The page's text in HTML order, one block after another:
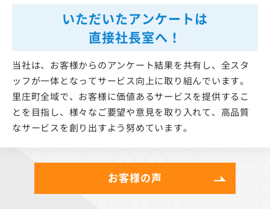
いただいたアンケートは
直接社長室へ！
当社は、お客様からのアンケート結果を共有し、全スタ
ッフが一体となってサービス向上に取り組んでいます。
里庄町全域で、お客様に価値あるサービスを提供するこ
とを目指し、様々なご要望や意見を取り入れて、高品質
なサービスを創り出すよう努めています。
お客様の声